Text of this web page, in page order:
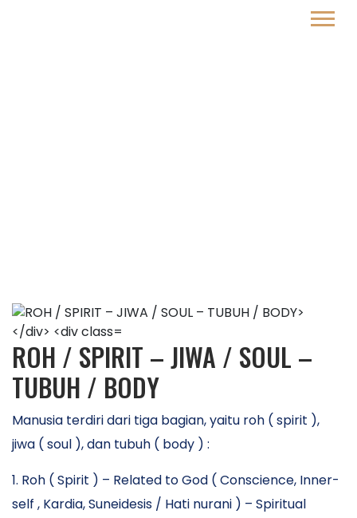
ROH / SPIRIT – JIWA / SOUL –
TUBUH / BODY
Manusia terdiri dari tiga bagian, yaitu roh ( spirit ),
jiwa ( soul ), dan tubuh ( body ) :
1. Roh ( Spirit ) – Related to God ( Conscience, Inner-
self , Kardia, Suneidesis / Hati nurani ) – Spiritual